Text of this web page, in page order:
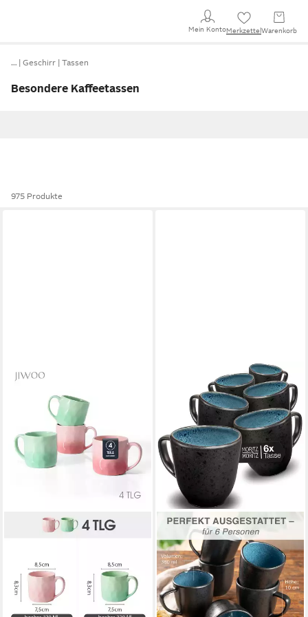
Mein KontoMerkzettel Warenkorb
… Geschirr Tassen
Besondere Kaffeetassen
975 Produkte